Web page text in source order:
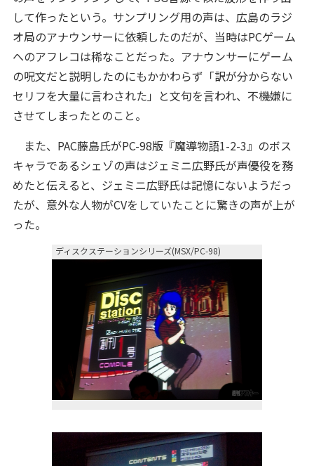
して作ったという。サンプリング用の声は、広島のラジ
オ局のアナウンサーに依頼したのだが、当時はPCゲーム
へのアフレコは稀なことだった。アナウンサーにゲーム
の呪文だと説明したのにもかかわらず「訳が分からない
セリフを大量に言わされた」と文句を言われ、不機嫌に
させてしまったとのこと。
また、PAC藤島氏がPC-98版『魔導物語1-2-3』のボス
キャラであるシェゾの声はジェミニ広野氏が声優役を務
めたと伝えると、ジェミニ広野氏は記憶にないようだっ
たが、意外な人物がCVをしていたことに驚きの声が上が
った。
ディスクステーションシリーズ(MSX/PC-98)